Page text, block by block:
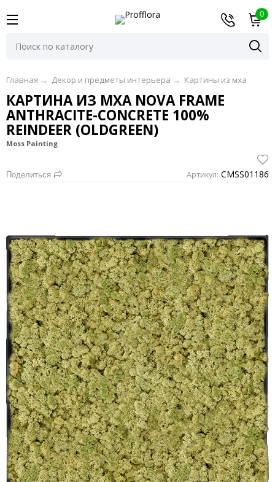
0
Главная → Декор и предметы интерьера → Картины из мха
КАРТИНА ИЗ МХА NOVA FRAME
ANTHRACITE-CONCRETE 100%
REINDEER (OLDGREEN)
Moss Painting
Поделиться Артикул: CMSS01186